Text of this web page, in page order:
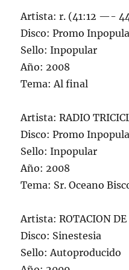
Artista: r. (41:12 —-
Disco: Promo
Sello: Inpopular
Año: 2008
Tema: Al final
Artista: RADIO
Disco: Promo
Sello: Inpopular
Año: 2008
Tema: Sr. Oceano
Artista: ROTACION
Disco: Sinestesia
Sello: Autoproducido